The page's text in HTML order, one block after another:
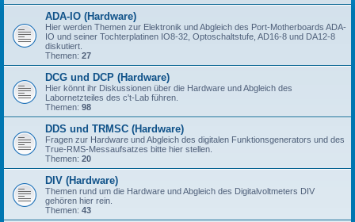
ADA-IO (Hardware)
Hier werden Themen zur Elektronik und Abgleich des Port-Motherboards ADA-
IO und seiner Tochterplatinen IO8-32, Optoschaltstufe, AD16-8 und DA12-8
diskutiert.
Themen: 27
DCG und DCP (Hardware)
Hier könnt ihr Diskussionen über die Hardware und Abgleich des
Labornetzteiles des c't-Lab führen.
Themen: 98
DDS und TRMSC (Hardware)
Fragen zur Hardware und Abgleich des digitalen Funktionsgenerators und des
True-RMS-Messaufsatzes bitte hier stellen.
Themen: 20
DIV (Hardware)
Themen rund um die Hardware und Abgleich des Digitalvoltmeters DIV
gehören hier rein.
Themen: 43